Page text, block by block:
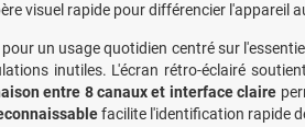
visuel rapide pour différencier l'appareil
un usage quotidien centré sur
inutiles. L'écran rétro-éclairé
entre 8 canaux et interface claire
facilite l'identification rapide